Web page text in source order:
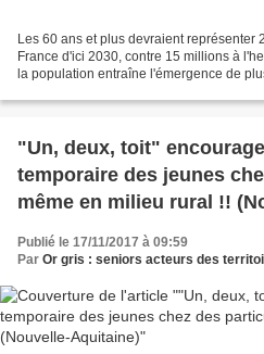
Les 60 ans et plus devraient représenter
France d'ici 2030, contre 15 millions à
la population entraîne l'émergence de
"Un, deux, toit"
temporaire des jeunes
même en milieu rural !!
Publié le 17/11/2017 à 09:59
Par Or gris : seniors acteurs des territoires,